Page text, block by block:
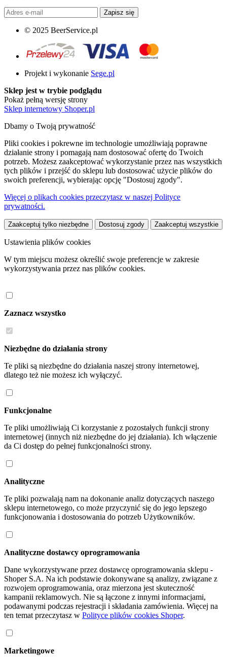
Zapisz się
© 2025 BeerService.pl
Projekt i wykonanie Sege.pl
Sklep jest w trybie podglądu
Pokaż pełną wersję strony
Sklep internetowy Shoper.pl
Dbamy o Twoją prywatność
Pliki cookies i pokrewne im technologie umożliwiają poprawne
działanie strony i pomagają nam dostosować ofertę do Twoich
potrzeb. Możesz zaakceptować wykorzystanie przez nas wszystkich
tych plików i przejść do sklepu lub dostosować użycie plików do
swoich preferencji, wybierając opcję "Dostosuj zgody".
Więcej o plikach cookies przeczytasz w naszej Polityce
prywatności.
Zaakceptuj tylko niezbędne Dostosuj zgody Zaakceptuj wszystkie
Ustawienia plików cookies
W tym miejscu możesz określić swoje preferencje w zakresie
wykorzystywania przez nas plików cookies.
Zaznacz wszystko
Niezbędne do działania strony
Te pliki są niezbędne do działania naszej strony internetowej,
dlatego też nie możesz ich wyłączyć.
Funkcjonalne
Te pliki umożliwiają Ci korzystanie z pozostałych funkcji strony
internetowej (innych niż niezbędne do jej działania). Ich włączenie
da Ci dostęp do pełnej funkcjonalności strony.
Analityczne
Te pliki pozwalają nam na dokonanie analiz dotyczących naszego
sklepu internetowego, co może przyczynić się do jego lepszego
funkcjonowania i dostosowania do potrzeb Użytkowników.
Analityczne dostawcy oprogramowania
Dane wykorzystywane przez dostawcę oprogramowania sklepu -
Shoper S.A. Na ich podstawie dokonywane są analizy, związane z
rozwojem oprogramowania, oraz mierzona jest skuteczność
kampanii reklamowych. Nie są łączone z innymi informacjami,
podawanymi podczas rejestracji i składania zamówienia. Więcej na
ten temat przeczytasz w Polityce plików cookies Shoper.
Marketingowe